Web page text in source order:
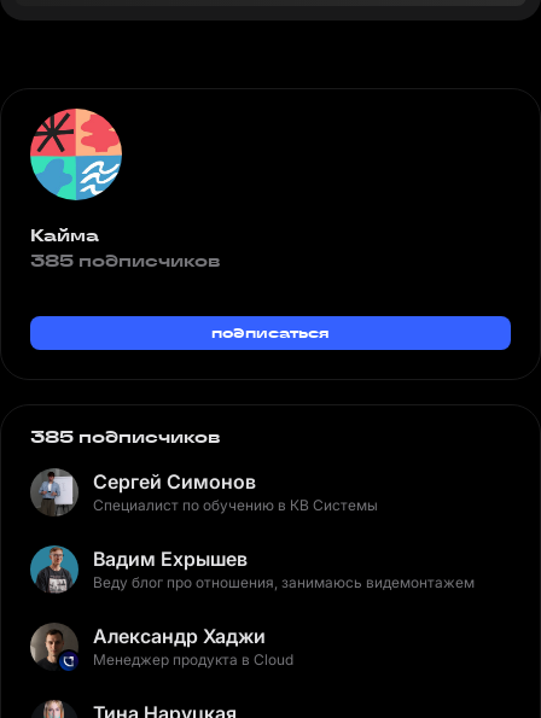
Кайма
385 подписчиков
подписаться
385 подписчиков
Сергей Симонов
Специалист по обучению в КВ Системы
Вадим Ехрышев
Веду блог про отношения, занимаюсь видемонтажем
Александр Хаджи
Менеджер продукта в Cloud
Тина Наруцкая